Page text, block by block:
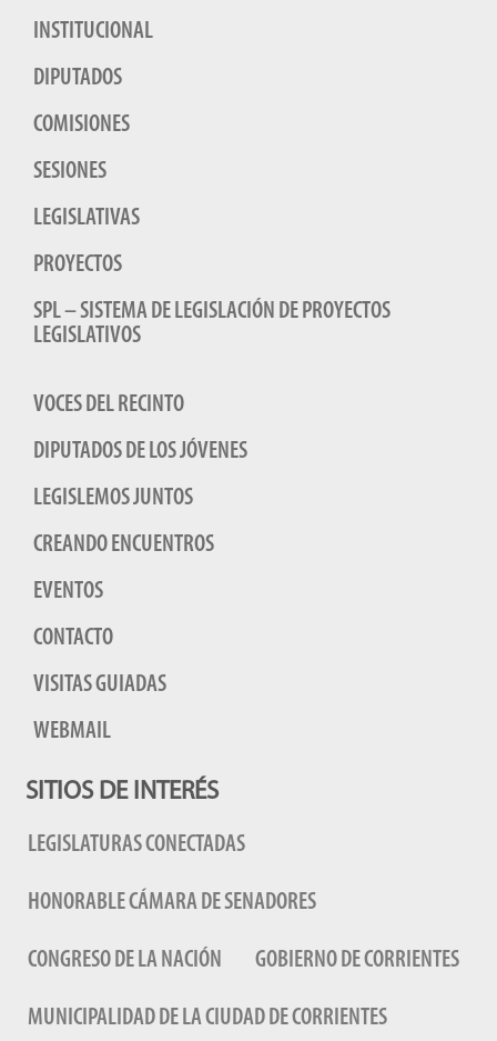
INSTITUCIONAL
DIPUTADOS
COMISIONES
SESIONES
LEGISLATIVAS
PROYECTOS
SPL – SISTEMA DE LEGISLACIÓN DE PROYECTOS
LEGISLATIVOS
VOCES DEL RECINTO
DIPUTADOS DE LOS JÓVENES
LEGISLEMOS JUNTOS
CREANDO ENCUENTROS
EVENTOS
CONTACTO
VISITAS GUIADAS
WEBMAIL
SITIOS DE INTERÉS
LEGISLATURAS CONECTADAS
HONORABLE CÁMARA DE SENADORES
CONGRESO DE LA NACIÓN GOBIERNO DE CORRIENTES
MUNICIPALIDAD DE LA CIUDAD DE CORRIENTES